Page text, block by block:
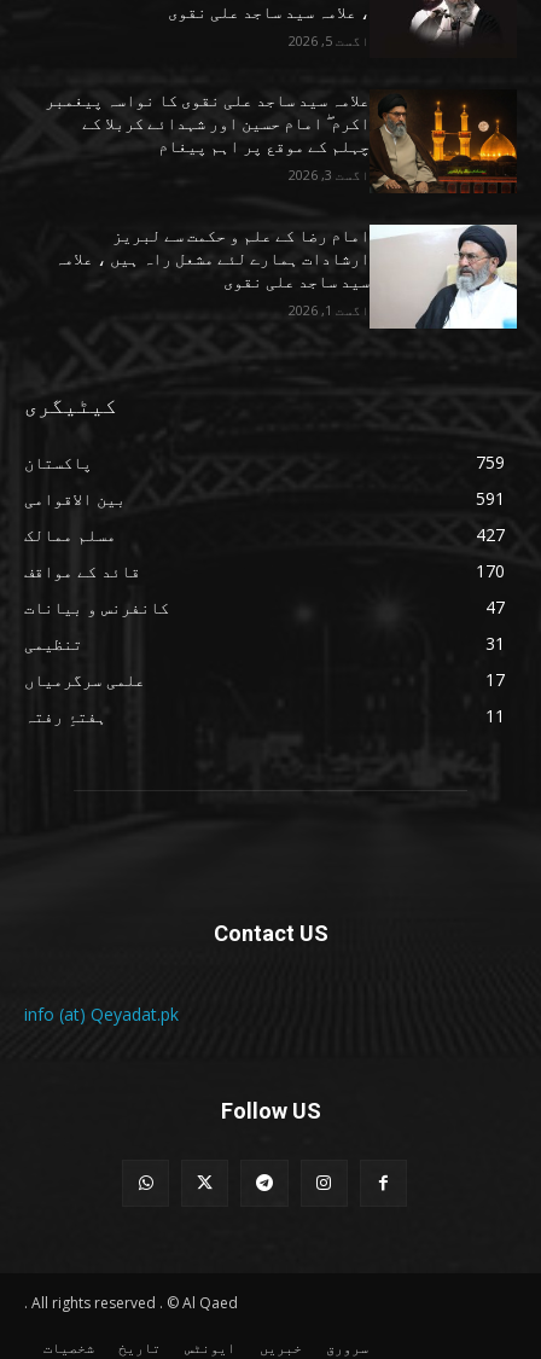
، علامہ سید ساجد علی نقوی
اگست 5, 2026
علامہ سید ساجد علی نقوی کا نواسہ پیغمبر
اکرم ۖ امام حسین اور شہدائے کربلا کے
چہلم کے موقع پر اہم پیغام
اگست 3, 2026
امام رضا کے علم و حکمت سے لبریز
ارشادات ہمارے لئے مشعل راہ ہیں ، علامہ
سید ساجد علی نقوی
اگست 1, 2026
کیٹیگری
پاکستان
759
بین الاقوامی
591
مسلم ممالک
427
قائد کے مواقف
170
کانفرنس و بیانات
47
تنظیمی
31
علمی سرگرمیاں
17
ہفتۂِ رفتہ
11
Contact US
info (at) Qeyadat.pk
Follow US
All rights reserved . © Al Qaed .
سرورق خبریں ایونٹس تاریخ شخصیات